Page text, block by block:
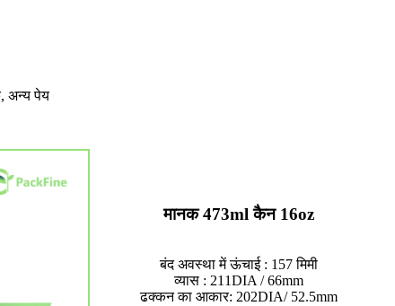
अन्य पेय
मानक 473ml कैन 16oz
बंद अवस्था में ऊंचाई : 157 मिमी
व्यास : 211DIA / 66mm
ढक्कन का आकार: 202DIA/ 52.5mm